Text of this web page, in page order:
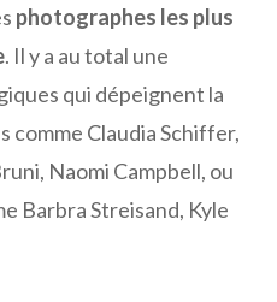
photographes les plus
. Il y a au total une
qui dépeignent la
comme Claudia Schiffer,
Naomi Campbell, ou
Barbra Streisand, Kyle